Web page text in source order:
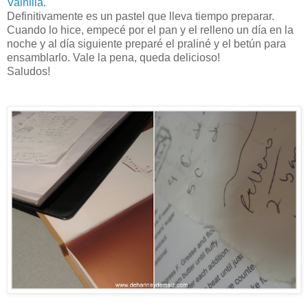
Vainilla.
Definitivamente es un pastel que lleva tiempo preparar.
Cuando lo hice, empecé por el pan y el relleno un día en la
noche y al día siguiente preparé el praliné y el betún para
ensamblarlo. Vale la pena, queda delicioso!
Saludos!